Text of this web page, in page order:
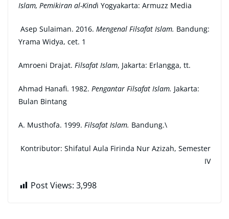
Islam, Pemikiran al-Kindi Yogyakarta: Armuzz Media
Asep Sulaiman. 2016. Mengenal Filsafat Islam. Bandung:
Yrama Widya, cet. 1
Amroeni Drajat. Filsafat Islam, Jakarta: Erlangga, tt.
Ahmad Hanafi. 1982. Pengantar Filsafat Islam. Jakarta:
Bulan Bintang
A. Musthofa. 1999. Filsafat Islam. Bandung.\
Kontributor: Shifatul Aula Firinda Nur Azizah, Semester
IV
Post Views: 3,998